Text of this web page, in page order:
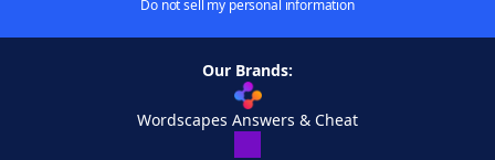
Do not sell my personal information
Our Brands:
Wordscapes Answers & Cheat